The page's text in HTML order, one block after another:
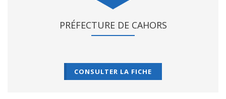
PRÉFECTURE DE CAHORS
CONSULTER LA FICHE